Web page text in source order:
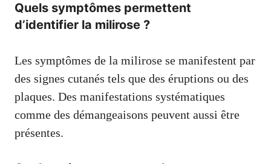
Quels symptômes permettent
d’identifier la milirose ?
Les symptômes de la milirose se manifestent par
des signes cutanés tels que des éruptions ou des
plaques. Des manifestations systématiques
comme des démangeaisons peuvent aussi être
présentes.